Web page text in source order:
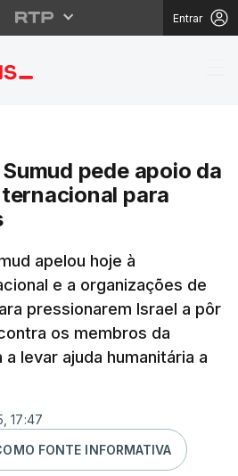
Entrar
pede apoio da
para
apelou hoje à
e a organizações de
pressionarem Israel a pôr
os membros da
levar ajuda humanitária a
17:47
FONTE INFORMATIVA